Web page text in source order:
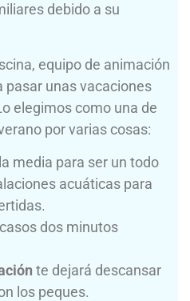
debido a su
equipo de animación
pasar unas vacaciones
elegimos como una de
por varias cosas:
media para ser un todo
acuáticas para
dos minutos
te dejará descansar
los peques.